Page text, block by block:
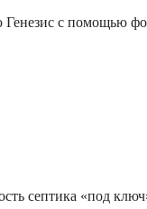
с помощью
септика «под